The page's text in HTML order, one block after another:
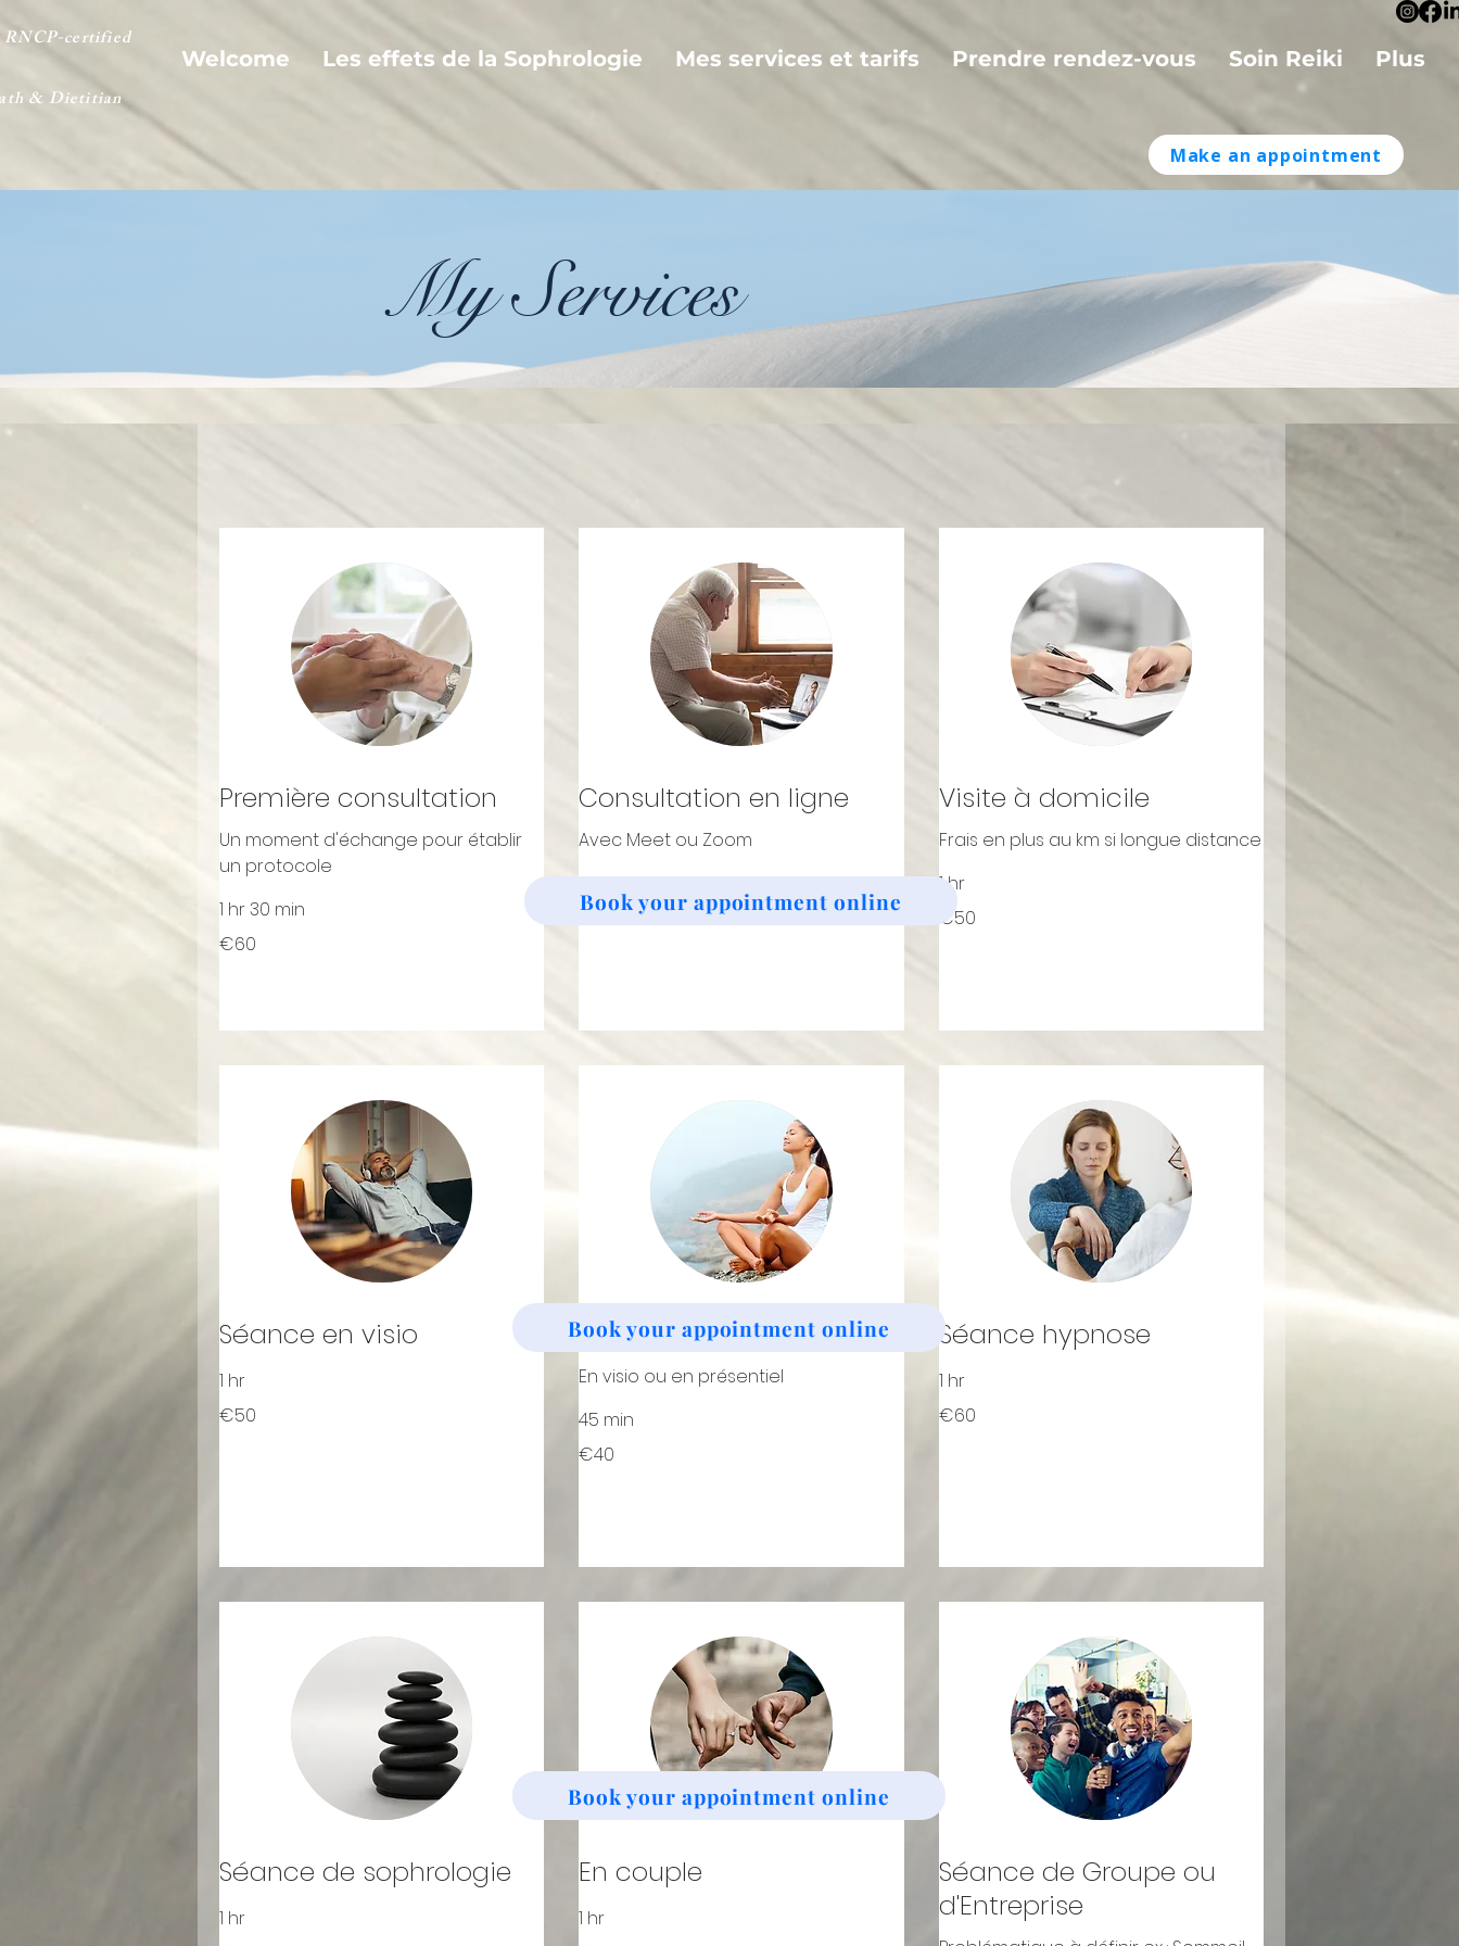
RNCP-certified
& Dietitian
Welcome Les effets de la Sophrologie Mes services et tarifs Prendre rendez-vous Soin Reiki Plus
Make an appointment
My Services
Première consultation
Un moment d'échange pour établir
un protocole
1 hr 30 min
euros
€60
Consultation en ligne
Avec Meet ou Zoom
1 hr
50
€50
Visite à domicile
Frais en plus au km si longue distance
1 hr
euros
€50
Séance en visio
1 hr
euros
€50
Relaxation
En visio ou en présentiel
45 min
euros
€40
Séance hypnose
1 hr
euros
€60
Séance de sophrologie
1 hr
En couple
1 hr
Séance de Groupe ou
d'Entreprise
Book your appointment online
Book your appointment online
Book your appointment online